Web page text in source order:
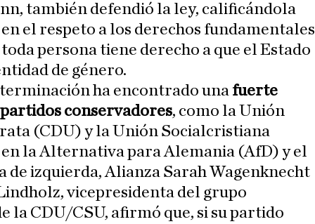
también defendió la ley, calificándola
en el respeto a los derechos fundamentales
persona tiene derecho a que el Estado
de género.
ha encontrado una fuerte
conservadores, como la Unión
(CDU) y la Unión Socialcristiana
en la Alternativa para Alemania (AfD) y el
de izquierda, Alianza Sarah Wagenknecht
vicepresidenta del grupo
la CDU/CSU, afirmó que, si su partido